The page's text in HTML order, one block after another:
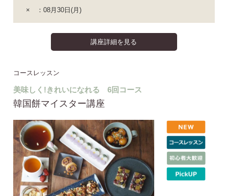
× ：08月30日(月)
講座詳細を見る
コースレッスン
美味しく!きれいになれる 6回コース
韓国餅マイスター講座